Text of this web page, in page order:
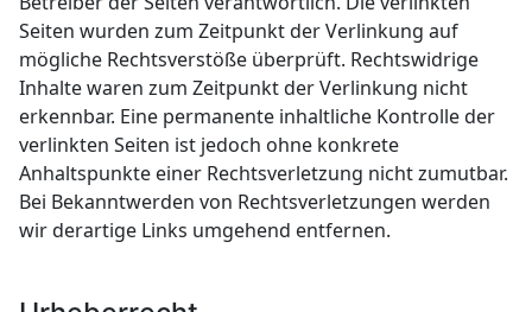
Seiten wurden zum Zeitpunkt der Verlinkung auf
mögliche Rechtsverstöße überprüft. Rechtswidrige
Inhalte waren zum Zeitpunkt der Verlinkung nicht
erkennbar. Eine permanente inhaltliche Kontrolle der
verlinkten Seiten ist jedoch ohne konkrete
Anhaltspunkte einer Rechtsverletzung nicht zumutbar.
Bei Bekanntwerden von Rechtsverletzungen werden
wir derartige Links umgehend entfernen.